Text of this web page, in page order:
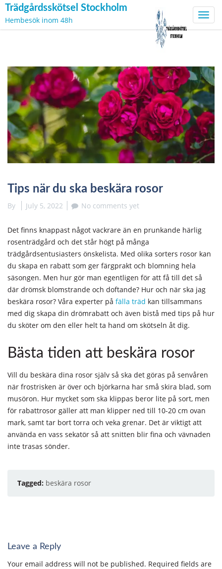
Trädgårdsskötsel Stockholm
Hembesök inom 48h
Tips när du ska beskära rosor
By July 5, 2022 No comments yet
Det finns knappast något vackrare än en prunkande härlig
rosenträdgård och det står högt på många
trädgårdsentusiasters önskelista. Med olika sorters rosor kan
du skapa en rabatt som ger färgprakt och blomning hela
säsongen. Men hur gör man egentligen för att få till det så
där drömsk blomstrande och doftande? Hur och när ska jag
beskära rosor? Våra experter på fälla träd kan tillsammans
med dig skapa din drömrabatt och även bistå med tips på hur
du sköter om den eller helt ta hand om skötseln åt dig.
Bästa tiden att beskära rosor
Vill du beskära dina rosor själv så ska det göras på senvåren
när frostrisken är över och björkarna har små skira blad, som
musöron. Hur mycket som ska klippas beror lite på sort, men
för rabattrosor gäller att man klipper ned till 10-20 cm ovan
mark, samt tar bort torra och veka grenar. Det är viktigt att
använda en vass sekatör så att snitten blir fina och vävnaden
inte trasas sönder.
Tagged: beskära rosor
Leave a Reply
Your email address will not be published. Required fields are